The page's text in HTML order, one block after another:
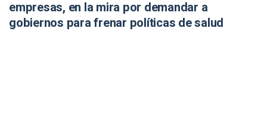
empresas, en la mira por demandar a
gobiernos para frenar políticas de salud